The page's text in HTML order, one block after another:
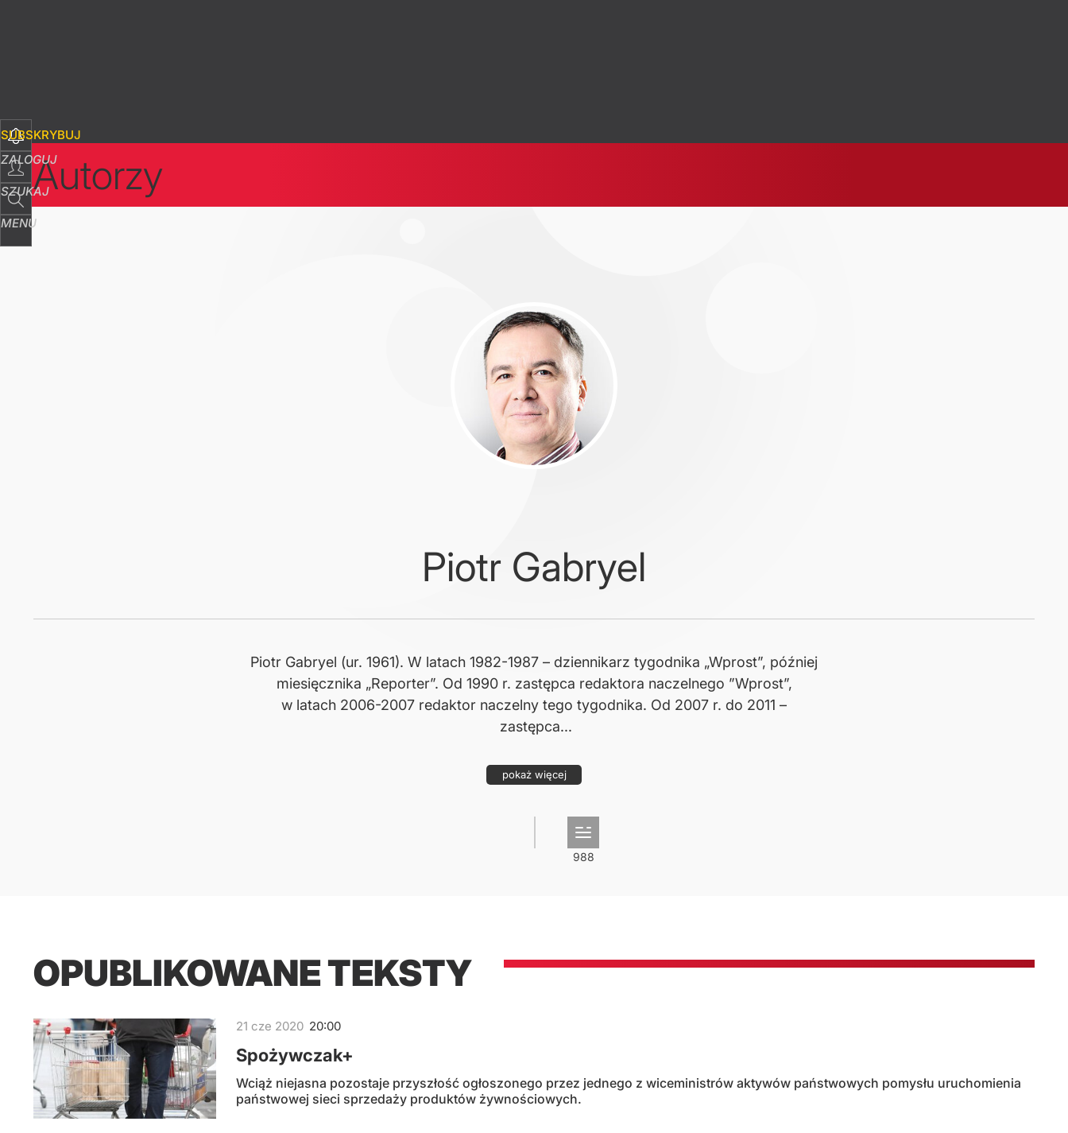
SUBSKRYBUJ
ZALOGUJ
SZUKAJ
MENU
Autorzy
Piotr Gabryel
Piotr Gabryel (ur. 1961). W latach 1982-1987 – dziennikarz tygodnika „Wprost”, później
miesięcznika „Reporter”. Od 1990 r. zastępca redaktora naczelnego ”Wprost”,
w latach 2006-2007 redaktor naczelny tego tygodnika. Od 2007 r. do 2011 –
zastępca...
pokaż więcej
OPUBLIKOWANE TEKSTY
Spożywczak+
Wciąż niejasna pozostaje przyszłość ogłoszonego przez jednego z wiceministrów aktywów państwowych pomysłu uruchomienia
państwowej sieci sprzedaży produktów żywnościowych.
21 cze 2020 20:00